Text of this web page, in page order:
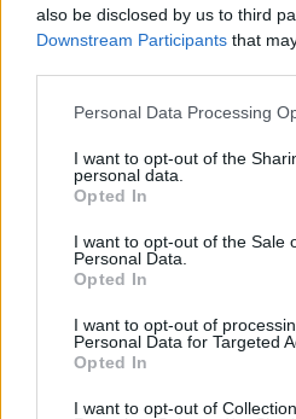
also be disclosed by us to third
Downstream Participants that
Personal Data Processing
I want to opt-out of the
personal data.
Opted In
I want to opt-out of the Sale
Personal Data.
Opted In
I want to opt-out of
Personal Data for Targeted
Opted In
I want to opt-out of
Arată